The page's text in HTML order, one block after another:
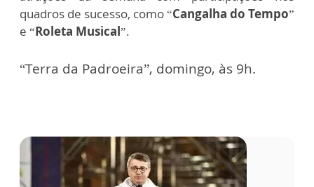
quadros de sucesso, como “Cangalha do Tempo”
e “Roleta Musical”.
“Terra da Padroeira”, domingo, às 9h.